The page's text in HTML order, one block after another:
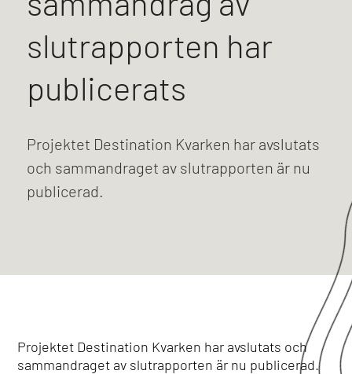
slutrapporten har
publicerats
Projektet Destination Kvarken har avslutats
och sammandraget av slutrapporten är nu
publicerad.
Projektet Destination Kvarken har avslutats och
sammandraget av slutrapporten är nu publicerad.